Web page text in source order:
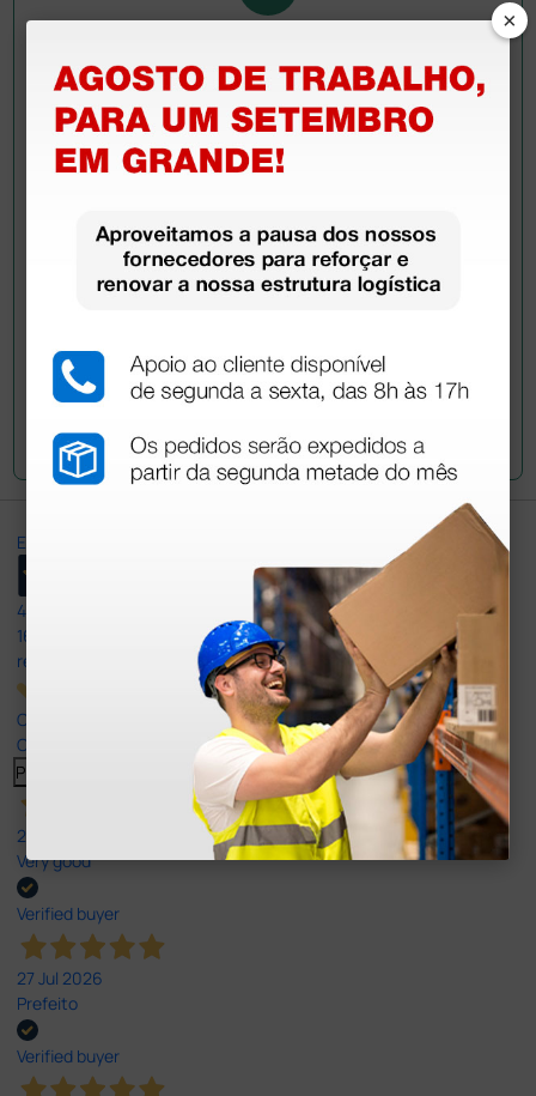
Pergunte a um colega
Ainda tem dúvidas?Necessita de mais
colegas que já adquiriram este produto.
Envie a sua questão
Excellent
4,8
165
reviews
Our 4 and 5 star reviews.
Click here to read them all >
Previous
27 Jul 2026
Very good
Verified buyer
27 Jul 2026
Prefeito
Verified buyer
×